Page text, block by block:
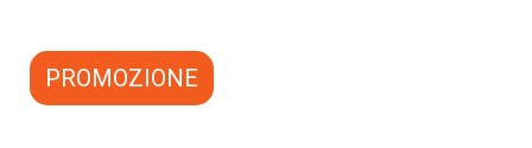
PROMOZIONE